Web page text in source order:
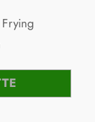
Frying